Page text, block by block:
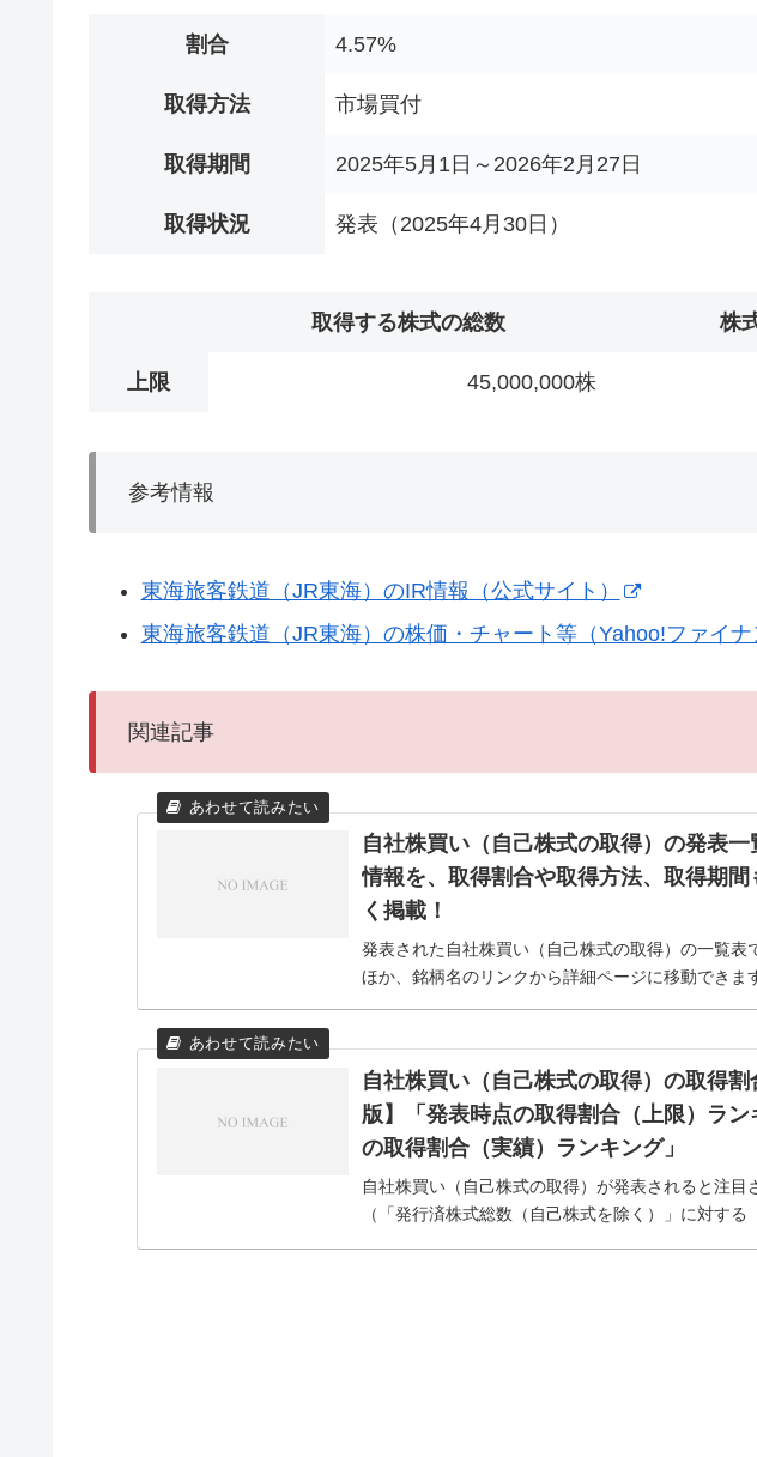
割合 4.57%
取得方法 市場買付
取得期間 2025年5月1日～2026年2月27日
取得状況 発表（2025年4月30日）
取得する株式の総数 株
上限 45,000,000株
参考情報
東海旅客鉄道（JR東海）のIR情報（公式サイト）
東海旅客鉄道（JR東海）の株価・チャート等（Yahoo!ファイナ
関連記事
自社株買い（自己株式の取得）の発表
情報を、取得割合や取得方法、取得期
く掲載！
発表された自社株買い（自己株式の取得）の一覧表
ほか、銘柄名のリンクから詳細ページに移動できま
自社株買い（自己株式の取得）の取得
版】「発表時点の取得割合（上限）ラ
の取得割合（実績）ランキング」
自社株買い（自己株式の取得）が発表されると注目
（「発行済株式総数（自己株式を除く）」に対する